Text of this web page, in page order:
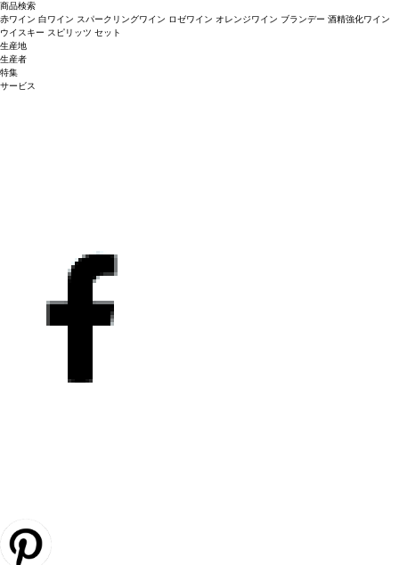
商品検索
赤ワイン 白ワイン スパークリングワイン ロゼワイン オレンジワイン ブランデー 酒精強化ワイン
ウイスキー スピリッツ セット
生産地
生産者
特集
サービス